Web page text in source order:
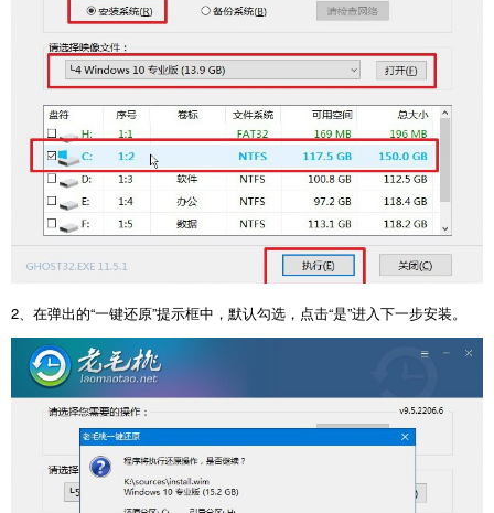
2、在弹出的“一键还原”提示框中，默认勾选，点击“是”进入下一步安装。